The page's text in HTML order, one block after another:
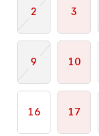
2 3
9 10
16 17